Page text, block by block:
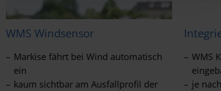
WMS Windsensor
Markise fährt bei Wind automatisch
ein
kaum sichtbar am Ausfallprofil der
WMS
je